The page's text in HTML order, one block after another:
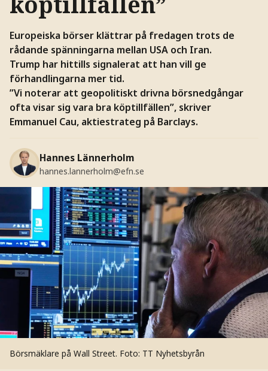
Europeiska börser klättrar på fredagen trots de
rådande spänningarna mellan USA och Iran.
Trump har hittills signalerat att han vill ge
förhandlingarna mer tid.
”Vi noterar att geopolitiskt drivna börsnedgångar
ofta visar sig vara bra köptillfällen”, skriver
Emmanuel Cau, aktiestrateg på Barclays.
Hannes Lännerholm
hannes.lannerholm@efn.se
Börsmäklare på Wall Street. Foto: TT Nyhetsbyrån